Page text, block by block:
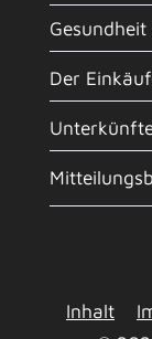
Der
Inhalt